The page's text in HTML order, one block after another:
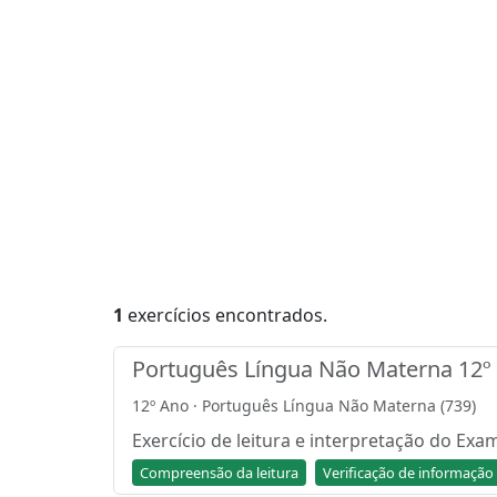
1 exercícios encontrados.
Português Língua Não Materna
12º Ano · Português Língua Não Materna (739)
Exercício de leitura e interpretação do
Compreensão da leitura Verificação de informação